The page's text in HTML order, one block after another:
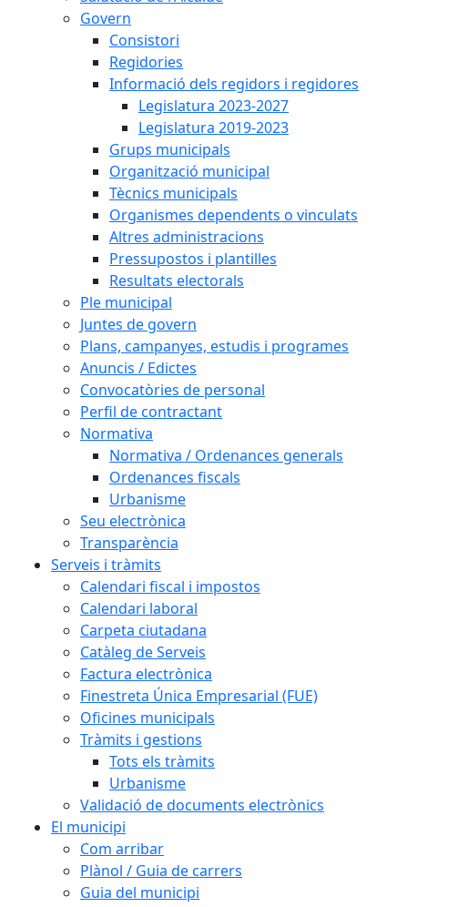
Govern
Consistori
Regidories
Informació dels regidors i regidores
Legislatura 2023-2027
Legislatura 2019-2023
Grups municipals
Organització municipal
Tècnics municipals
Organismes dependents o vinculats
Altres administracions
Pressupostos i plantilles
Resultats electorals
Ple municipal
Juntes de govern
Plans, campanyes, estudis i programes
Anuncis / Edictes
Convocatòries de personal
Perfil de contractant
Normativa
Normativa / Ordenances generals
Ordenances fiscals
Urbanisme
Seu electrònica
Transparència
Serveis i tràmits
Calendari fiscal i impostos
Calendari laboral
Carpeta ciutadana
Catàleg de Serveis
Factura electrònica
Finestreta Única Empresarial (FUE)
Oficines municipals
Tràmits i gestions
Tots els tràmits
Urbanisme
Validació de documents electrònics
El municipi
Com arribar
Plànol / Guia de carrers
Guia del municipi